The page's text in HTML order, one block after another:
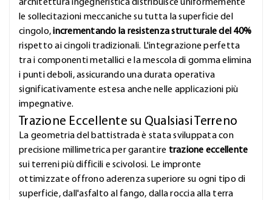
architettura ingegneristica distribuisce uniformemente
le sollecitazioni meccaniche su tutta la superficie del
cingolo,incrementando la resistenza strutturale del 40%
rispetto ai cingoli tradizionali. L'integrazione perfetta
tra i componenti metallici e la mescola di gomma elimina
i punti deboli, assicurando una durata operativa
significativamente estesa anche nelle applicazioni più
impegnative.
Trazione Eccellente su Qualsiasi Terreno
La geometria del battistrada è stata sviluppata con
precisione millimetrica per garantire trazione eccellente
sui terreni più difficili e scivolosi. Le impronte
ottimizzate offrono aderenza superiore su ogni tipo di
superficie, dall'asfalto al fango, dalla roccia alla terra